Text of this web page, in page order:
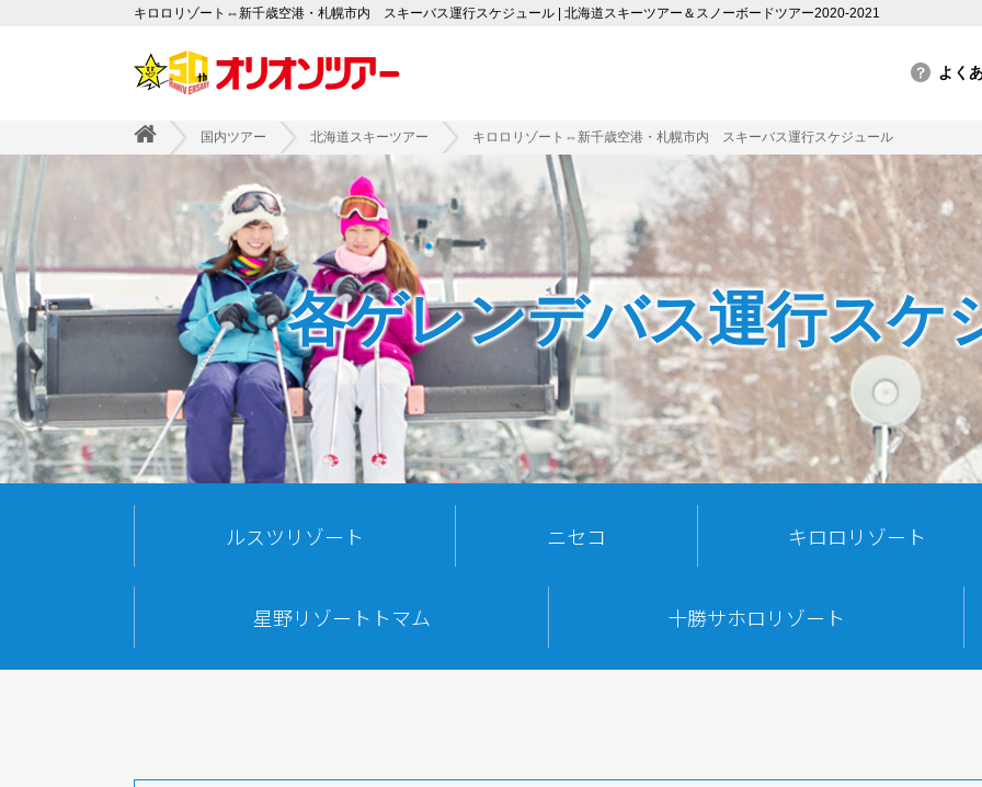
キロロリゾート⇔新千歳空港・札幌市内 スキーバス運行スケジュール | 北海道スキーツアー＆スノーボードツアー2020-2021
国内ツアー 北海道スキーツアー キロロリゾート⇔新千歳空港・札幌市内 スキーバス運行スケジュール
各ゲレンデバス運行スケ
ルスツリゾート ニセコ キロロリゾート
星野リゾートトマム 十勝サホロリゾート